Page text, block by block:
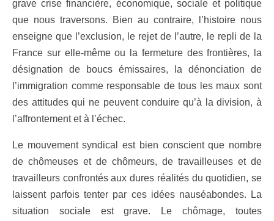
grave crise financière, économique, sociale et politique
que nous traversons. Bien au contraire, l’histoire nous
enseigne que l’exclusion, le rejet de l’autre, le repli de la
France sur elle-même ou la fermeture des frontières, la
désignation de boucs émissaires, la dénonciation de
l’immigration comme responsable de tous les maux sont
des attitudes qui ne peuvent conduire qu’à la division, à
l’affrontement et à l’échec.
Le mouvement syndical est bien conscient que nombre
de chômeuses et de chômeurs, de travailleuses et de
travailleurs confrontés aux dures réalités du quotidien, se
laissent parfois tenter par ces idées nauséabondes. La
situation sociale est grave. Le chômage, toutes